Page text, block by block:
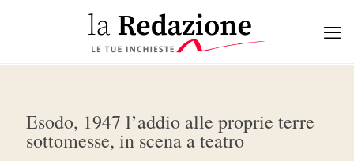
Esodo, 1947 l’addio alle proprie terre
sottomesse, in scena a teatro